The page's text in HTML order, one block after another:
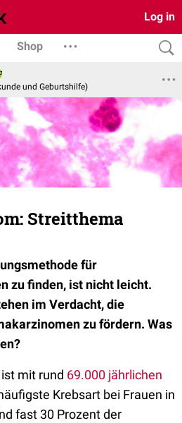
Log in
Shop
und Geburtshilfe)
Streitthema
für
zu finden, ist nicht leicht.
im Verdacht, die
zu fördern. Was
mit rund 69.000 jährlichen
Krebsart bei Frauen in
fast 30 Prozent der